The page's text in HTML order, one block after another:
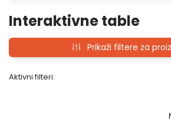
Interaktivne table
Prikaži filtere za
Aktivni filteri: